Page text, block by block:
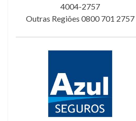
4004-2757
Outras Regiões 0800 701 2757